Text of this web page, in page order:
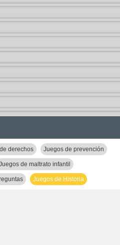
derechos Juegos de prevención
de maltrato infantil
Juegos de Historia